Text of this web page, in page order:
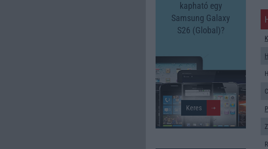
kapható egy
Samsung Galaxy
S26 (Global)?